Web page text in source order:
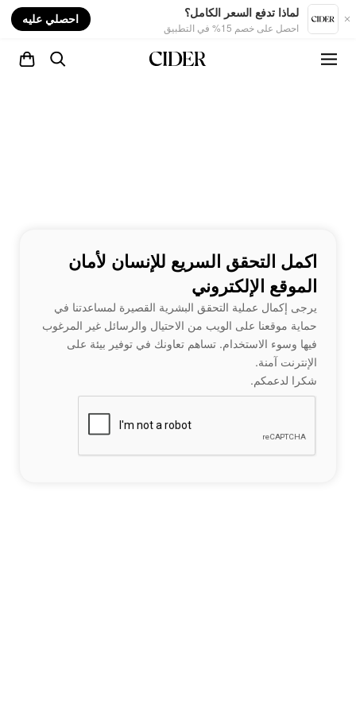
لماذا تدفع السعر الكامل؟
احصل على خصم 15% في التطبيق
احصلي عليه
اكمل التحقق السريع للإنسان لأمان
الموقع الإلكتروني
يرجى إكمال عملية التحقق البشرية القصيرة لمساعدتنا في
حماية موقعنا على الويب من الاحتيال والرسائل غير المرغوب
فيها وسوء الاستخدام. تساهم تعاونك في توفير بيئة على
الإنترنت آمنة.
شكرا لدعمكم.